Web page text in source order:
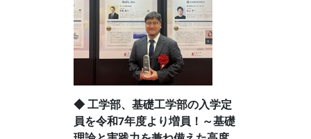
◆ 工学部、基礎工学部の入学定
員を令和7年度より増員！～基礎